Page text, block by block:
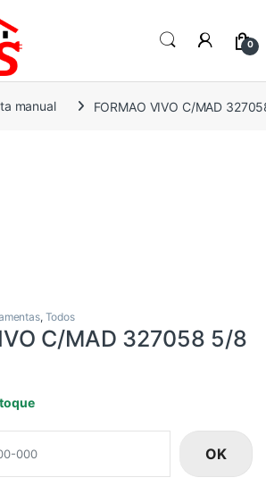
0
manual FORMAO VIVO C/MAD
, Todos
C/MAD 327058 5/8
OK